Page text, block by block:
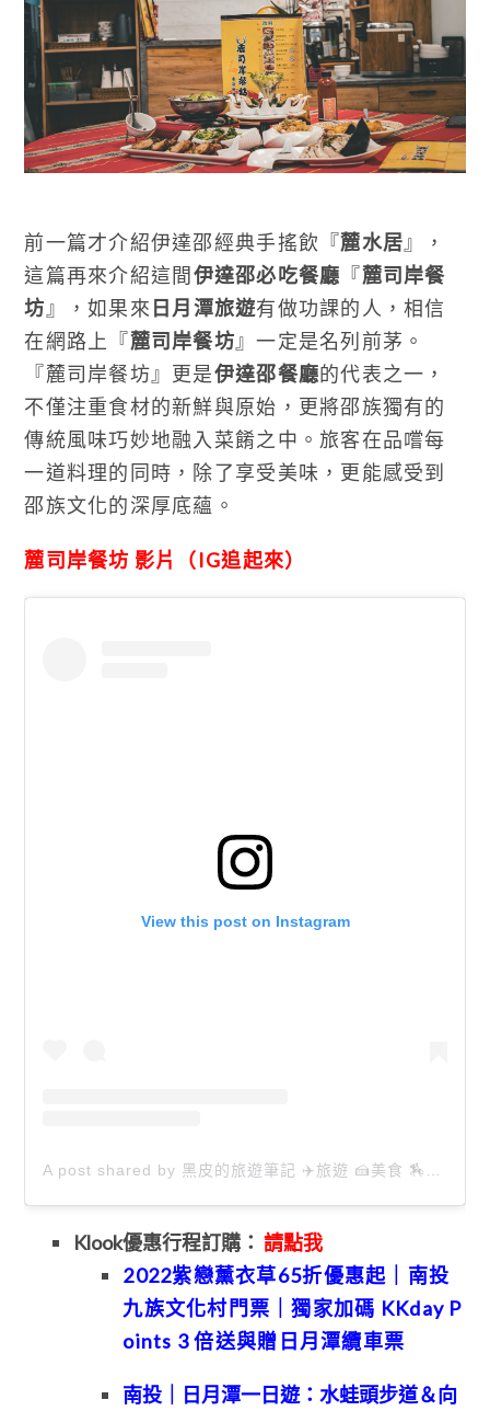
前一篇才介紹伊達邵經典手搖飲『麓水居 』，
這篇再來介紹這間伊達邵必吃餐廳 『麓司岸餐
坊 』，如果來 日月潭旅遊有做功課的人，相信
在網路上『麓司岸餐坊 』一定是名列前茅。
『麓司岸餐坊』更是伊達邵餐廳的代表之一，
不僅注重食材的新鮮與原始，更將邵族獨有的
傳統風味巧妙地融入菜餚之中。旅客在品嚐每
一道料理的同時，除了享受美味，更能感受到
邵族文化的深厚底蘊。
麓司岸餐坊 影片（IG追起來）
View this post on Instagram
Klook優惠行程訂購： 請點我
2022紫戀薰衣草65折優惠起｜南投
九族文化村門票｜獨家加碼 KKday P
oints 3 倍送與贈日月潭纜車票
南投｜日月潭一日遊：水蛙頭步道＆向